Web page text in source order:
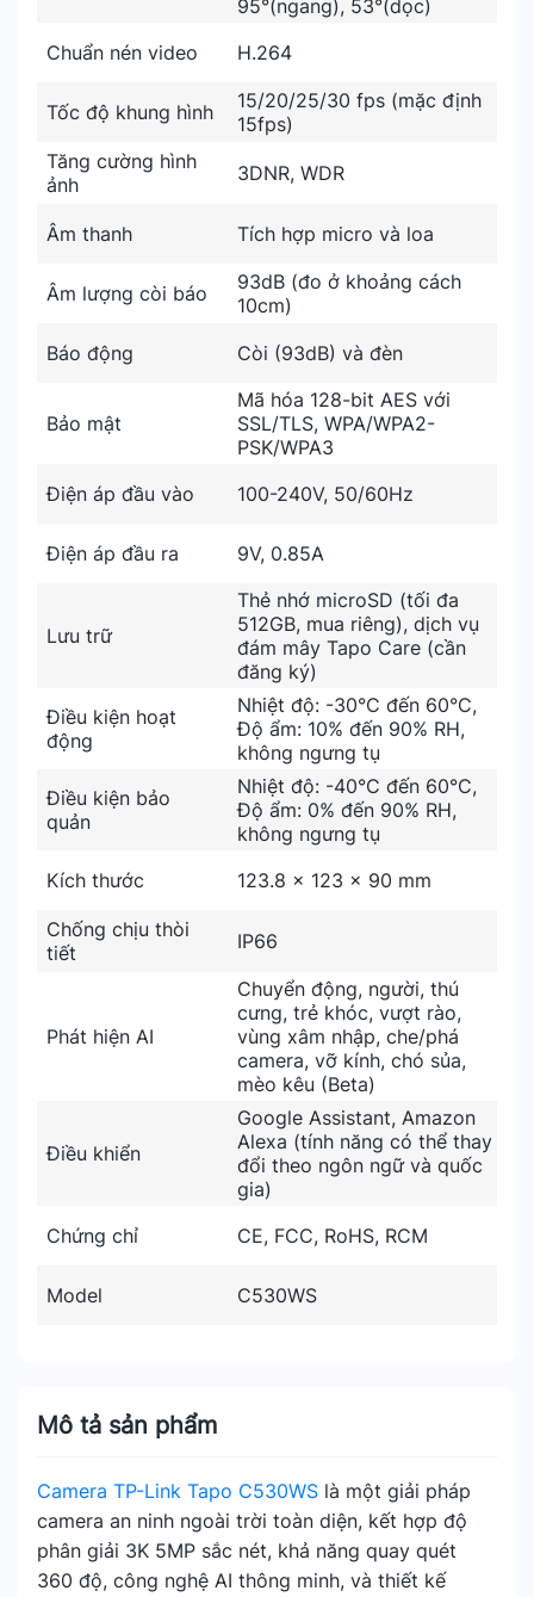
Mô tả sản phẩm
Camera TP-Link Tapo C530WS là một giải pháp
camera an ninh ngoài trời toàn diện, kết hợp độ
phân giải 3K 5MP sắc nét, khả năng quay quét
360 độ, công nghệ AI thông minh, và thiết kế
95°(ngang), 53°(dọc)
Chuẩn nén video
H.264
Tốc độ khung hình
15/20/25/30 fps (mặc định
15fps)
Tăng cường hình
ảnh
3DNR, WDR
Âm thanh Tích hợp micro và loa
Âm lượng còi báo
93dB (đo ở khoảng cách
10cm)
Báo động
Còi (93dB) và đèn
Bảo mật
Mã hóa 128-bit AES với
SSL/TLS, WPA/WPA2-
PSK/WPA3
Điện áp đầu vào
100-240V, 50/60Hz
Điện áp đầu ra 9V, 0.85A
Lưu trữ
Thẻ nhớ microSD (tối đa
512GB, mua riêng), dịch vụ
đám mây Tapo Care (cần
đăng ký)
Điều kiện hoạt
động
Nhiệt độ: -30°C đến 60°C,
Độ ẩm: 10% đến 90% RH,
không ngưng tụ
Điều kiện bảo
quản
Nhiệt độ: -40°C đến 60°C,
Độ ẩm: 0% đến 90% RH,
không ngưng tụ
Kích thước
123.8 × 123 × 90 mm
Chống chịu thòi
tiết
IP66
Phát hiện AI
Chuyển động, người, thú
cưng, trẻ khóc, vượt rào,
vùng xâm nhập, che/phá
camera, vỡ kính, chó sủa,
mèo kêu (Beta)
Điều khiển
Google Assistant, Amazon
Alexa (tính năng có thể thay
đổi theo ngôn ngữ và quốc
gia)
Chứng chỉ
CE, FCC, RoHS, RCM
Model C530WS